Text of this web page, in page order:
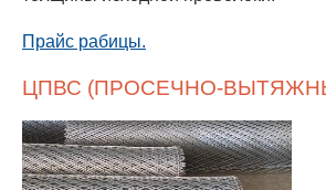
Прайс рабицы.
ЦПВС (ПРОСЕЧНО-